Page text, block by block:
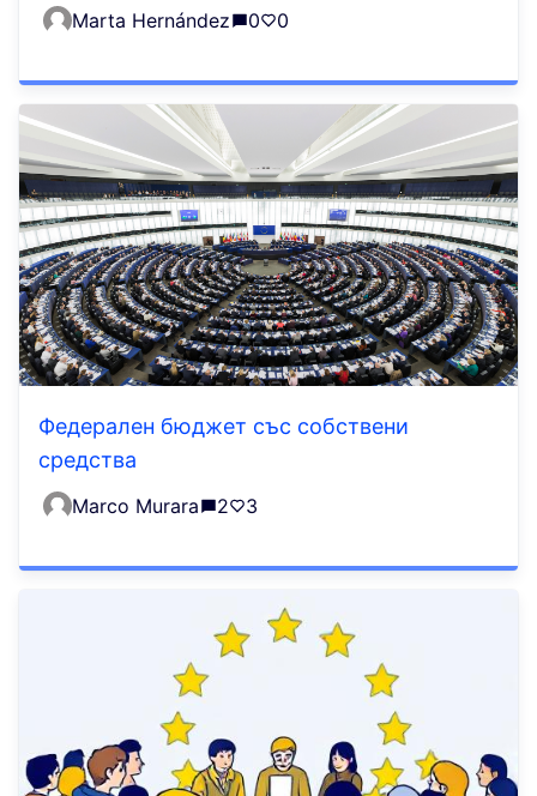
Marta Hernández 0 0
Федерален бюджет със собствени
средства
Marco Murara 2 3